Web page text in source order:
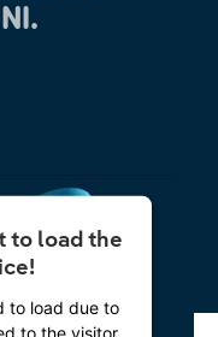
to load the
to load due to
to the visitor.